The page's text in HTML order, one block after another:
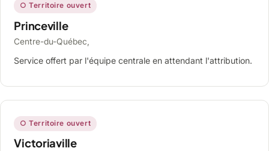
○ Territoire ouvert
Princeville
Centre-du-Québec,
Service offert par l'équipe centrale en attendant l'attribution.
○ Territoire ouvert
Victoriaville